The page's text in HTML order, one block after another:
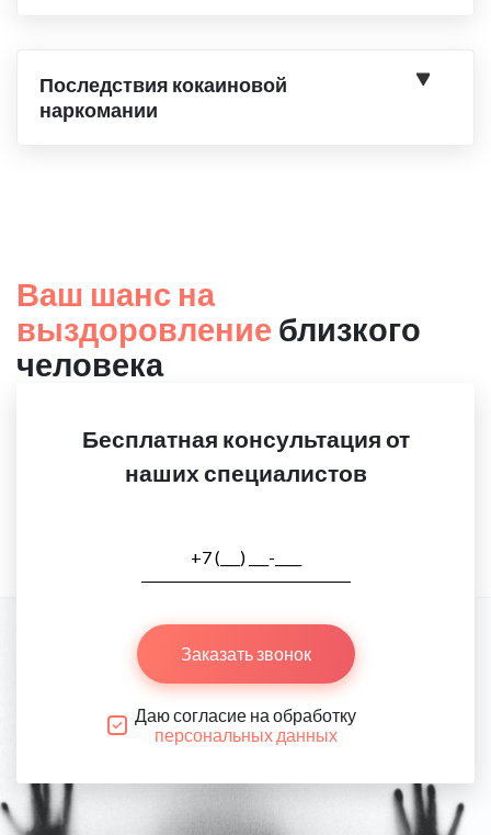
Последствия кокаиновой
наркомании
Ваш шанс на
выздоровление близкого
человека
Бесплатная консультация от
наших специалистов
Заказать звонок
Даю согласие на обработку
персональных данных